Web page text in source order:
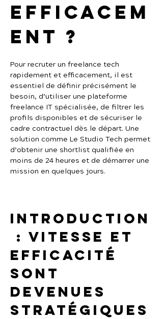
efficacem
ent ?
Pour recruter un freelance tech
rapidement et efficacement, il est
essentiel de définir précisément le
besoin, d’utiliser une plateforme
freelance IT spécialisée, de filtrer les
profils disponibles et de sécuriser le
cadre contractuel dès le départ. Une
solution comme Le Studio Tech permet
d’obtenir une shortlist qualifiée en
moins de 24 heures et de démarrer une
mission en quelques jours.
Introduction
: vitesse et
efficacité
sont
devenues
stratégiques